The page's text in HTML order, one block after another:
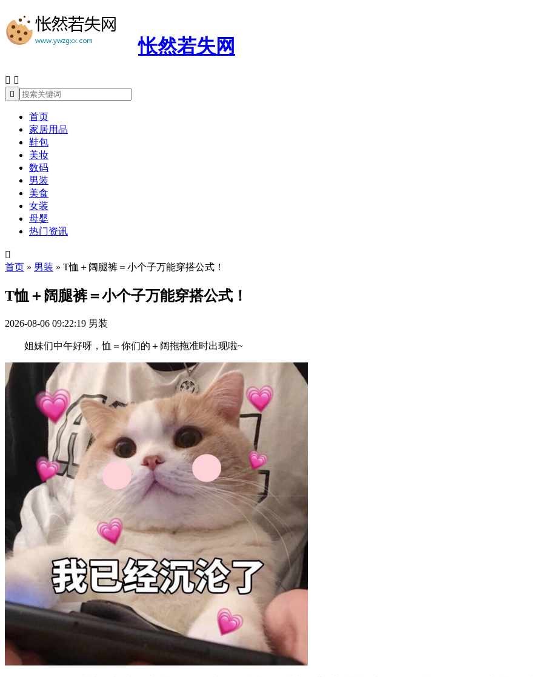
怅然若失网
 

首页
家居用品
鞋包
美妆
数码
男装
美食
女装
母婴
热门资讯

首页 » 男装 » T恤＋阔腿裤＝小个子万能穿搭公式！
T恤＋阔腿裤＝小个子万能穿搭公式！
2026-08-06 09:22:19 男装
姐妹们中午好呀，恤＝你们的＋阔拖拖准时出现啦~